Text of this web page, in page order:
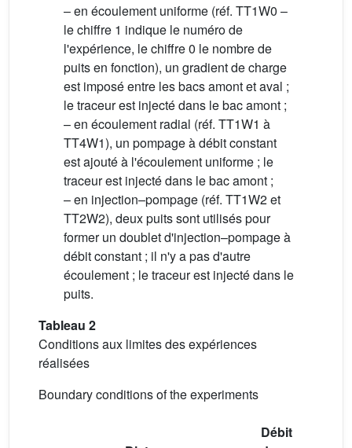
– en écoulement uniforme (réf. TT1W0 –
le chiffre 1 indique le numéro de
l'expérience, le chiffre 0 le nombre de
puits en fonction), un gradient de charge
est imposé entre les bacs amont et aval ;
le traceur est injecté dans le bac amont ;
– en écoulement radial (réf. TT1W1 à
TT4W1), un pompage à débit constant
est ajouté à l'écoulement uniforme ; le
traceur est injecté dans le bac amont ;
– en injection–pompage (réf. TT1W2 et
TT2W2), deux puits sont utilisés pour
former un doublet d'injection–pompage à
débit constant ; il n'y a pas d'autre
écoulement ; le traceur est injecté dans le
puits.
Tableau 2
Conditions aux limites des expériences
réalisées
Boundary conditions of the experiments
Débit